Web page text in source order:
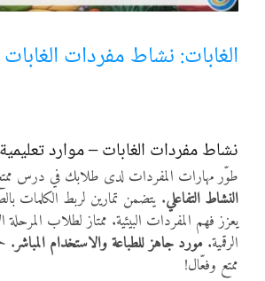
أنواع الموارد
الغابات: نشاط مفردات الغابات
نشاط مفردات الغابات – موارد
طوّر مهارات المفردات لدى طلابك في درس
النشاط التفاعلي. يتضمن تمارين لربط الكلمات
يعزز فهم المفردات البيئية. ممتاز لطلاب المرحلة
الرقمية. مورد جاهز للطباعة والاستخدام المباشر.
ممتع وفعّال!